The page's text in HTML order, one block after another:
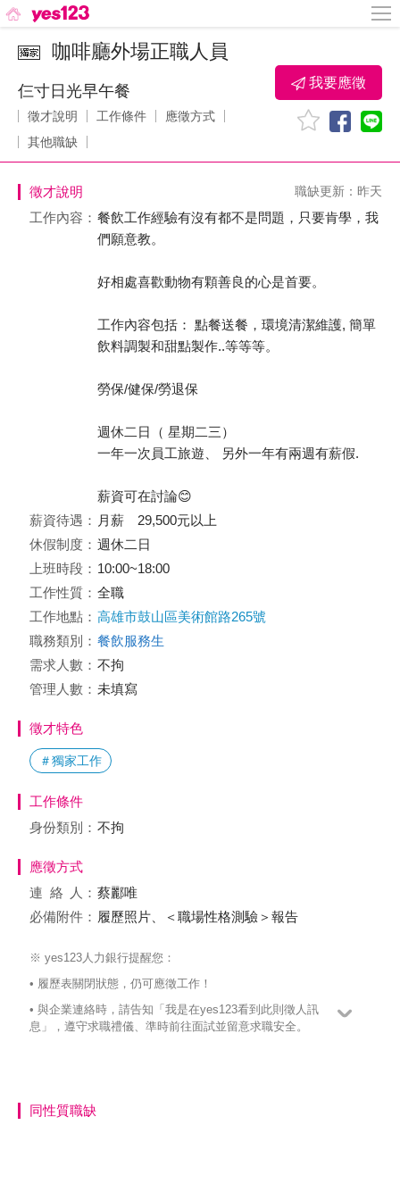
咖啡廳外場正職人員
仨寸日光早午餐
徵才說明 工作條件
應徵方式
其他職缺
我要應徵
徵才說明 職缺更新：昨天
工作內容： 餐飲工作經驗有沒有都不是問題，只要肯學，我
們願意教。
好相處喜歡動物有顆善良的心是首要。
工作內容包括： 點餐送餐，環境清潔維護, 簡單
飲料調製和甜點製作..等等等。
勞保/健保/勞退保
週休二日（ 星期二三）
一年一次員工旅遊、 另外一年有兩週有薪假.
薪資可在討論😊
薪資待遇： 月薪 29,500元以上
休假制度： 週休二日
上班時段： 10:00~18:00
工作性質： 全職
工作地點： 高雄市鼓山區美術館路265號
職務類別： 餐飲服務生
需求人數： 不拘
管理人數： 未填寫
徵才特色
＃獨家工作
工作條件
身份類別： 不拘
應徵方式
連絡
人： 蔡酈唯
必備附件： 履歷照片、＜職場性格測驗＞報告
※ yes123人力銀行提醒您：
• 履歷表關閉狀態，仍可應徵工作！
• 與企業連絡時，請告知「我是在yes123看到此則徵人訊
息」，遵守求職禮儀、準時前往面試並留意求職安全。
同性質職缺